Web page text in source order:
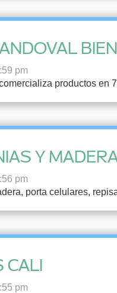
pm
productos en
Y
pm
porta celulares,
CALI
pm